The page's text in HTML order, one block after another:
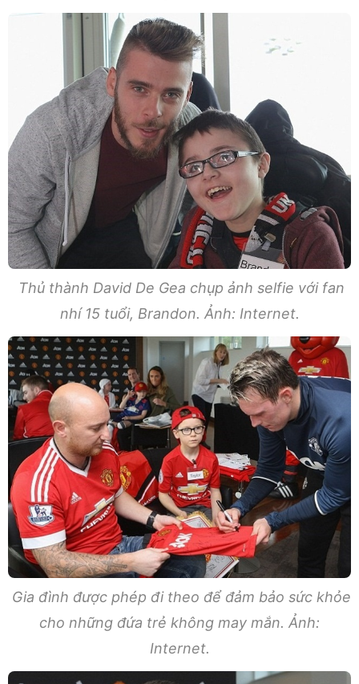
Thủ thành David De Gea chụp ảnh selfie với fan
nhí 15 tuổi, Brandon. Ảnh: Internet.
Gia đình được phép đi theo để đảm bảo sức khỏe
cho những đứa trẻ không may mắn. Ảnh:
Internet.